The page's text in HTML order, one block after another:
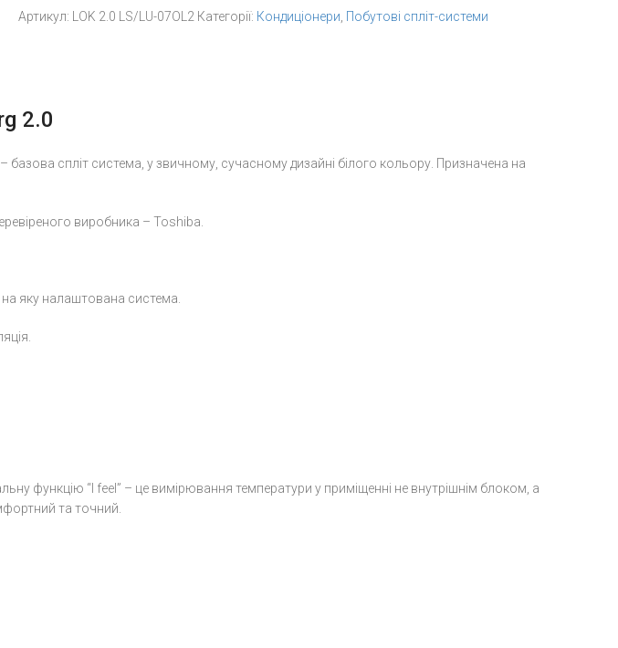
07OL2
кількість
Артикул: LOK 2.0 LS/LU-07OL2 Категорії: Кондиціонери Побутові спліт-системи
2.0
базова спліт система, у звичному, сучасному дизайні білого кольору. Призначена на
виробника – Toshiba.
яку налаштована система.
функцію “I feel” – це вимірювання температури у приміщенні не внутрішнім блоком, а
та точний.